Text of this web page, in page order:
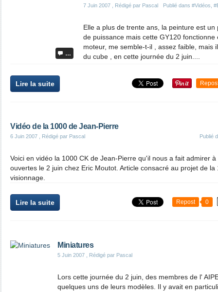
…
7 Juin 2007 , Rédigé par Pascal Publié dans #Vidéos
Elle a plus de trente ans, la peinture est
de puissance mais cette GY120
moteur, me semble-t-il , assez faible, mais
du cube , en cette journée du 2 juin....
Lire la suite
Vidéo de la 1000 de Jean-Pierre
6 Juin 2007 , Rédigé par Pascal Publié
Voici en vidéo la 1000 CK de Jean-Pierre qu'il nous a fait admirer
ouvertes le 2 juin chez Eric Moutot. Article consacré au projet de la
visionnage.
Lire la suite Repost 0
Miniatures
5 Juin 2007 , Rédigé par Pascal
Lors cette journée du 2 juin, des membres de l'
quelques uns de leurs modèles. Il y avait en